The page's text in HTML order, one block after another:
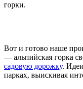
горки.
Вот и готово наше
— альпийская горка
садовую дорожку.
парках, выискивая